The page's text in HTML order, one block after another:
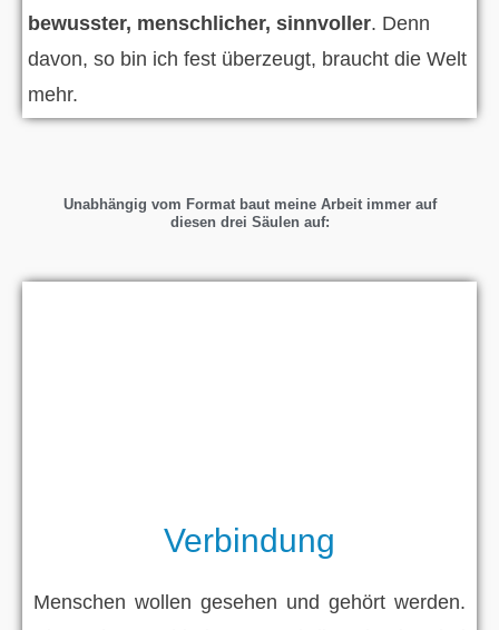
bewusster, menschlicher, sinnvoller. Denn
davon, so bin ich fest überzeugt, braucht die Welt
mehr.
Unabhängig vom Format baut meine Arbeit immer auf
diesen drei Säulen auf:
Verbindung
Menschen wollen gesehen und gehört werden.